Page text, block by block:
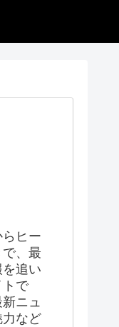
ヒー
、最
追い
トで
ニュ
など